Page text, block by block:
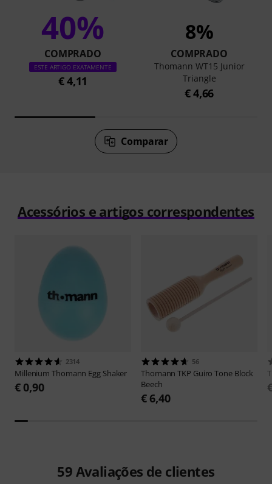
40%
COMPRADO
ESTE ARTIGO EXATAMENTE
€ 4,11
8%
COMPRADO
Thomann WT15 Junior
Triangle
€ 4,66
Comparar
Acessórios e artigos correspondentes
2314
Millenium Thomann Egg Shaker
€ 0,90
56
ThomannTKP Guiro Tone Block
Beech
€ 6,40
59 Avaliações de clientes